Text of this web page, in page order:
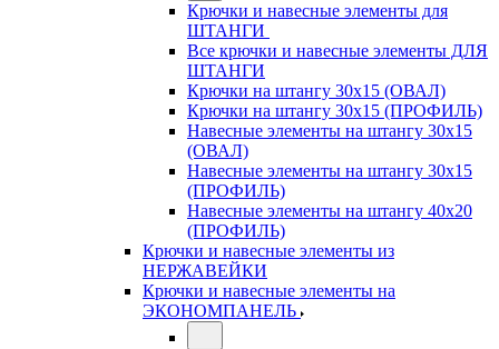
Крючки и навесные элементы для
ШТАНГИ
Все крючки и навесные элементы ДЛЯ
ШТАНГИ
Крючки на штангу 30х15 (ОВАЛ)
Крючки на штангу 30х15 (ПРОФИЛЬ)
Навесные элементы на штангу 30х15
(ОВАЛ)
Навесные элементы на штангу 30х15
(ПРОФИЛЬ)
Навесные элементы на штангу 40х20
(ПРОФИЛЬ)
Крючки и навесные элементы из
НЕРЖАВЕЙКИ
Крючки и навесные элементы на
ЭКОНОМПАНЕЛЬ